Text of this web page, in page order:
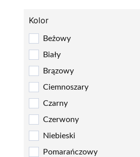
Kolor
Beżowy
Biały
Brązowy
Ciemnoszary
Czarny
Czerwony
Niebieski
Pomarańczowy